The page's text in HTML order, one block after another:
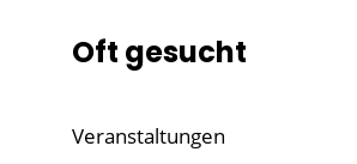
Oft gesucht
Veranstaltungen